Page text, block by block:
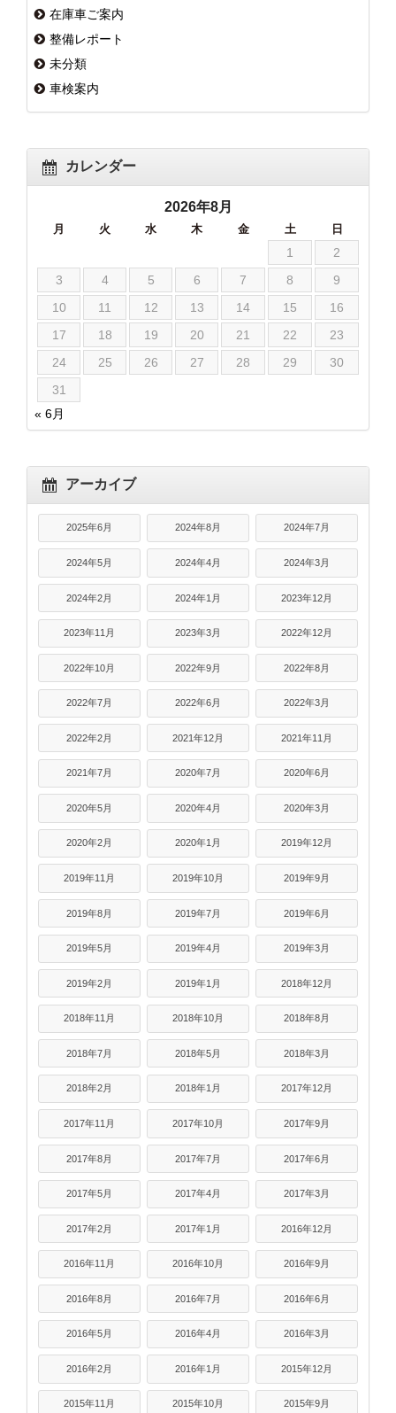
在庫車ご案内
整備レポート
未分類
車検案内
カレンダー
2026年8月
月 火 水 木 金 土 日
1
2
3
4 5 6 7 8
9
10
11 12 13 14 15
16
17
18 19 20 21 22
23
24
25 26 27 28 29
30
31
« 6月
アーカイブ
2025年6月 2024年8月 2024年7月
2024年5月 2024年4月 2024年3月
2024年2月 2024年1月 2023年12月
2023年11月 2023年3月 2022年12月
2022年10月 2022年9月 2022年8月
2022年7月 2022年6月 2022年3月
2022年2月 2021年12月 2021年11月
2021年7月 2020年7月 2020年6月
2020年5月 2020年4月 2020年3月
2020年2月 2020年1月 2019年12月
2019年11月 2019年10月 2019年9月
2019年8月 2019年7月 2019年6月
2019年5月 2019年4月 2019年3月
2019年2月 2019年1月 2018年12月
2018年11月 2018年10月 2018年8月
2018年7月 2018年5月 2018年3月
2018年2月 2018年1月 2017年12月
2017年11月 2017年10月 2017年9月
2017年8月 2017年7月 2017年6月
2017年5月 2017年4月 2017年3月
2017年2月 2017年1月 2016年12月
2016年11月 2016年10月 2016年9月
2016年8月 2016年7月 2016年6月
2016年5月 2016年4月 2016年3月
2016年2月 2016年1月 2015年12月
2015年11月 2015年10月 2015年9月